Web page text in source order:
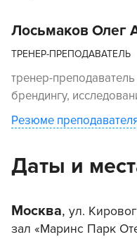
Лосьмаков Олег
ТРЕНЕР-ПРЕПОДАВАТЕЛЬ
тренер-
брендингу,
Резюме
Даты и
Москва, ул.
зал «Маринс Парк